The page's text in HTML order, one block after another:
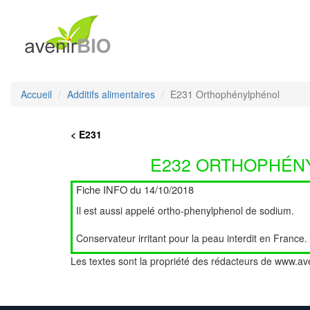
Accueil Additifs alimentaires E231 Orthophénylphénol
< E231
E232
Fiche INFO du 14/10/2018
Il est aussi appelé ortho-phenylphenol de sodium.
Conservateur irritant pour la peau interdit en France.
Les textes sont la propriété des rédacteurs de